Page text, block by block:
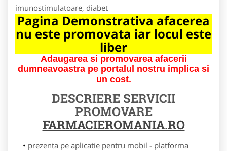
imunostimulatoare, diabet
Pagina Demonstrativa afacerea
nu este promovata iar locul este
liber
Adaugarea si promovarea afacerii
dumneavoastra pe portalul nostru implica si
un cost.
DESCRIERE SERVICII
PROMOVARE
FARMACIEROMANIA.RO
prezenta pe aplicatie pentru mobil - platforma